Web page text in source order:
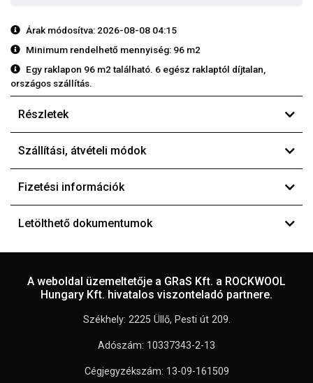
Árak módosítva: 2026-08-08 04:15
Minimum rendelhető mennyiség: 96 m2
Egy raklapon 96 m2 található. 6 egész raklaptól díjtalan,
országos szállítás.
Részletek
Szállítási, átvételi módok
Fizetési információk
Letölthető dokumentumok
A weboldal üzemeltetője a GRaS Kft. a ROCKWOOL
Hungary Kft. hivatalos viszonteladó partnere.
Székhely: 2225 Üllő, Pesti út 209.
Adószám: 10337343-2-13
Cégjegyzékszám: 13-09-161509